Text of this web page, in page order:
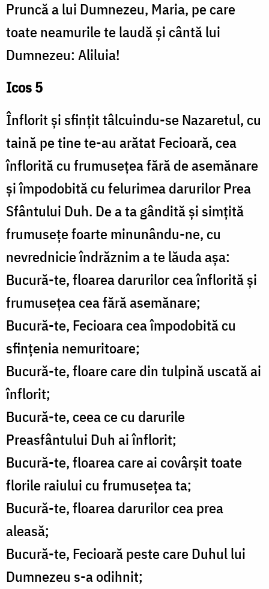
Pruncă a lui Dumnezeu, Maria, pe care
toate neamurile te laudă și cântă lui
Dumnezeu: Aliluia!
Icos 5
Înflorit și sfințit tâlcuindu-se Nazaretul, cu
taină pe tine te-au arătat Fecioară, cea
înflorită cu frumusețea fără de asemănare
și împodobită cu felurimea darurilor Prea
Sfântului Duh. De a ta gândită și simțită
frumusețe foarte minunându-ne, cu
nevrednicie îndrăznim a te lăuda așa:
Bucură-te, floarea darurilor cea înflorită și
frumusețea cea fără asemănare;
Bucură-te, Fecioara cea împodobită cu
sfințenia nemuritoare;
Bucură-te, floare care din tulpină uscată ai
înflorit;
Bucură-te, ceea ce cu darurile
Preasfântului Duh ai înflorit;
Bucură-te, floarea care ai covârșit toate
florile raiului cu frumusețea ta;
Bucură-te, floarea darurilor cea prea
aleasă;
Bucură-te, Fecioară peste care Duhul lui
Dumnezeu s-a odihnit;